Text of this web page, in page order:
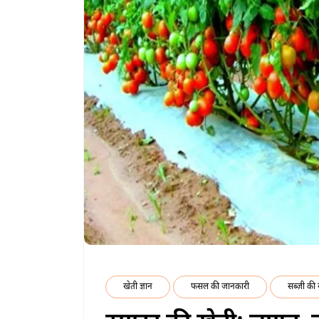
खेती ज्ञान फसल की जानकारी सब्ज़ी की